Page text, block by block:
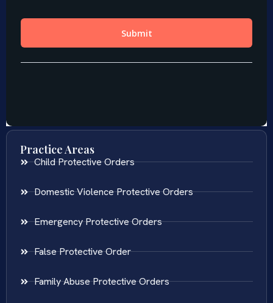
Practice Areas
Child Protective Orders
Domestic Violence Protective Orders
Emergency Protective Orders
False Protective Order
Family Abuse Protective Orders